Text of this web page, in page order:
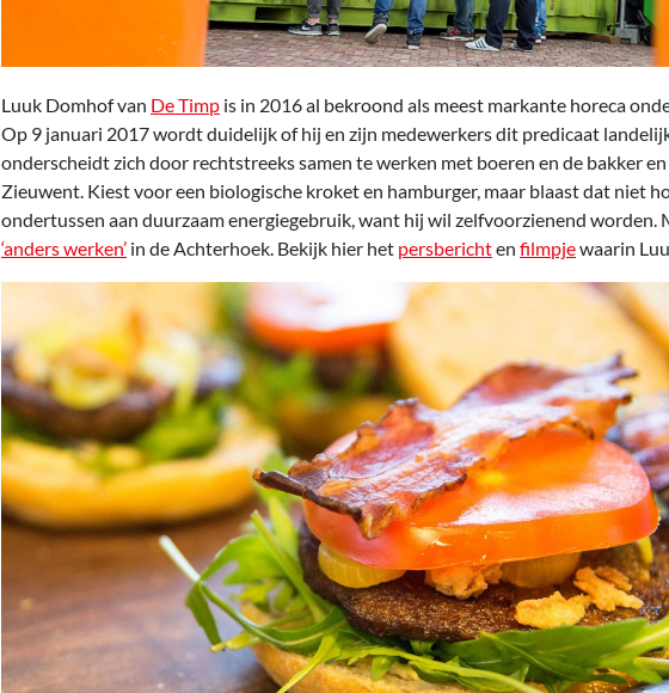
Luuk Domhof van De Timp is in 2016 al bekroond als meest markante horeca
Op 9 januari 2017 wordt duidelijk of hij en zijn medewerkers dit predicaat
onderscheidt zich door rechtstreeks samen te werken met boeren en de bakker
Zieuwent. Kiest voor een biologische kroket en hamburger, maar blaast dat niet
ondertussen aan duurzaam energiegebruik, want hij wil zelfvoorzienend worden.
‘anders werken’ in de Achterhoek. Bekijk hier het persberichten filmpjewaarin